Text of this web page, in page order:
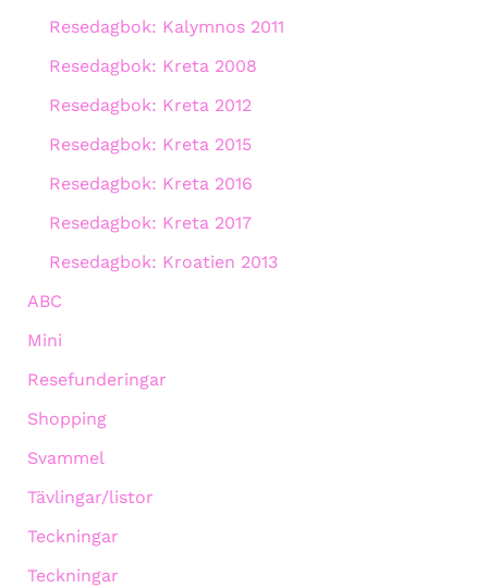
Resedagbok: Kalymnos 2011
Resedagbok: Kreta 2008
Resedagbok: Kreta 2012
Resedagbok: Kreta 2015
Resedagbok: Kreta 2016
Resedagbok: Kreta 2017
Resedagbok: Kroatien 2013
ABC
Mini
Resefunderingar
Shopping
Svammel
Tävlingar/listor
Teckningar
Teckningar